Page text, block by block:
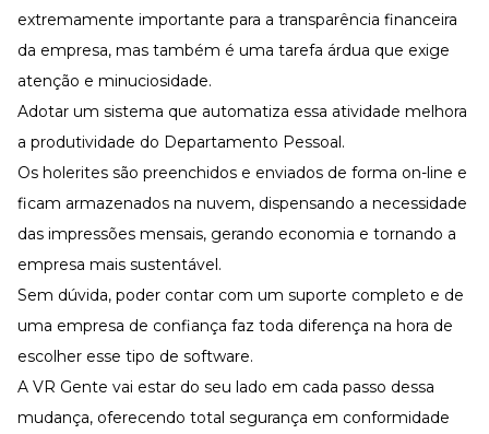
extremamente importante para a transparência financeira
da empresa, mas também é uma tarefa árdua que exige
atenção e minuciosidade.
Adotar um sistema que automatiza essa atividade melhora
a produtividade do Departamento Pessoal.
Os holerites são preenchidos e enviados de forma on-line e
ficam armazenados na nuvem, dispensando a necessidade
das impressões mensais, gerando economia e tornando a
empresa mais sustentável.
Sem dúvida, poder contar com um suporte completo e de
uma empresa de confiança faz toda diferença na hora de
escolher esse tipo de software.
A VR Gente vai estar do seu lado em cada passo dessa
mudança, oferecendo total segurança em conformidade